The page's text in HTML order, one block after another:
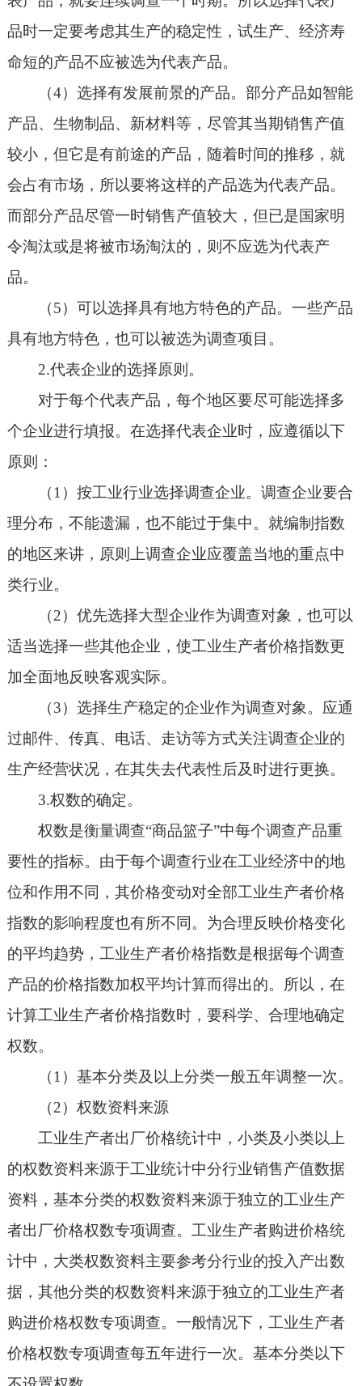
品时一定要考虑其生产的稳定性，试生产、经济寿
命短的产品不应被选为代表产品。
（4）选择有发展前景的产品。部分产品如智能
产品、生物制品、新材料等，尽管其当期销售产值
较小，但它是有前途的产品，随着时间的推移，就
会占有市场，所以要将这样的产品选为代表产品。
而部分产品尽管一时销售产值较大，但已是国家明
令淘汰或是将被市场淘汰的，则不应选为代表产
品。
（5）可以选择具有地方特色的产品。一些产品
具有地方特色，也可以被选为调查项目。
2.代表企业的选择原则。
对于每个代表产品，每个地区要尽可能选择多
个企业进行填报。在选择代表企业时，应遵循以下
原则：
（1）按工业行业选择调查企业。调查企业要合
理分布，不能遗漏，也不能过于集中。就编制指数
的地区来讲，原则上调查企业应覆盖当地的重点中
类行业。
（2）优先选择大型企业作为调查对象，也可以
适当选择一些其他企业，使工业生产者价格指数更
加全面地反映客观实际。
（3）选择生产稳定的企业作为调查对象。应通
过邮件、传真、电话、走访等方式关注调查企业的
生产经营状况，在其失去代表性后及时进行更换。
3.权数的确定。
权数是衡量调查“商品篮子”中每个调查产品重
要性的指标。由于每个调查行业在工业经济中的地
位和作用不同，其价格变动对全部工业生产者价格
指数的影响程度也有所不同。为合理反映价格变化
的平均趋势，工业生产者价格指数是根据每个调查
产品的价格指数加权平均计算而得出的。所以，在
计算工业生产者价格指数时，要科学、合理地确定
权数。
（1）基本分类及以上分类一般五年调整一次。
（2）权数资料来源
工业生产者出厂价格统计中，小类及小类以上
的权数资料来源于工业统计中分行业销售产值数据
资料，基本分类的权数资料来源于独立的工业生产
者出厂价格权数专项调查。工业生产者购进价格统
计中，大类权数资料主要参考分行业的投入产出数
据，其他分类的权数资料来源于独立的工业生产者
购进价格权数专项调查。一般情况下，工业生产者
价格权数专项调查每五年进行一次。基本分类以下